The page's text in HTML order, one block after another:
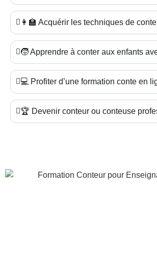
👩‍🏫 Acquérir les techniques de
🧒 Apprendre à conter aux enfants
💻 Profiter d’une formation conte en
🏆 Devenir conteur ou conteuse